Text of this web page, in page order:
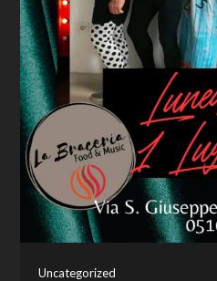
Uncategorized